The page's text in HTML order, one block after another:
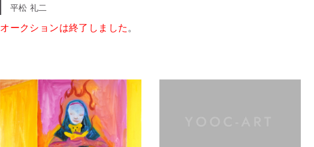
平松 礼二
オークションは終了しました 。